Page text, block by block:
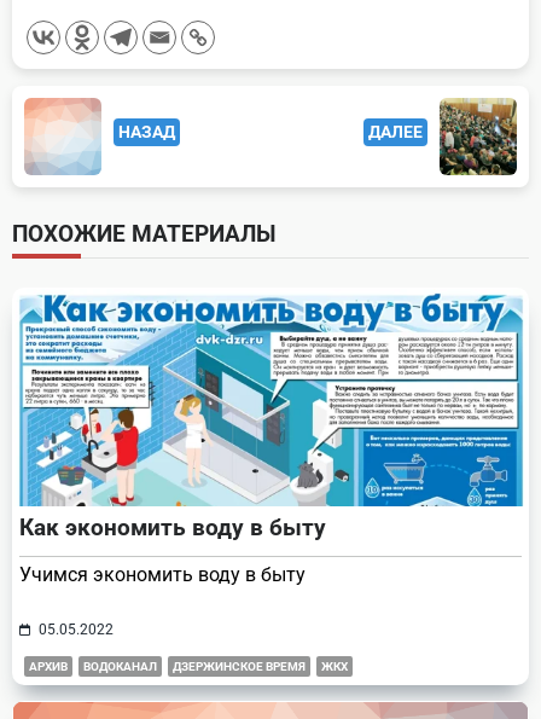
<span
class="nav-
subtitle
screen-
reader-
text">Page</span>
НАЗАД ДАЛЕЕ
ПОХОЖИЕ МАТЕРИАЛЫ
Как экономить воду в быту
Учимся экономить воду в быту
05.05.2022
АРХИВ ВОДОКАНАЛ ДЗЕРЖИНСКОЕ ВРЕМЯ ЖКХ